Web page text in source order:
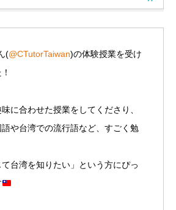
(@CTutorTaiwan)の体験授業を受け
に合わせた授業をしてくださり、
や台湾での流行語など、すごく勉
て台湾を知りたい」という方にぴっ